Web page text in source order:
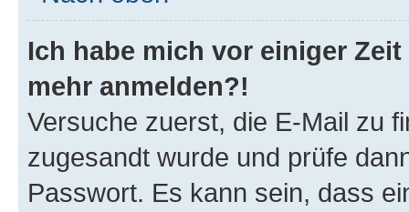
Ich habe mich vor einiger
mehr anmelden?!
Versuche zuerst, die E-Mail zu
zugesandt wurde und prüfe
Passwort. Es kann sein, dass